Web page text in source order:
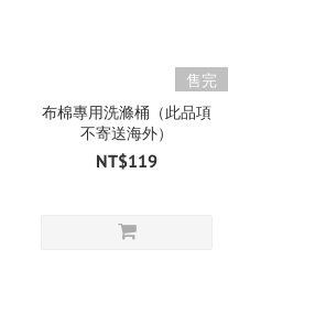
售完
布棉專用洗滌桶（此品項
不寄送海外）
NT$119